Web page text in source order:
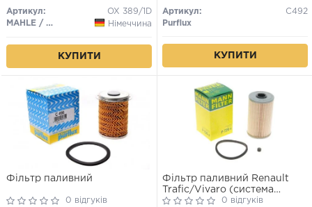
Артикул:
OX 389/1D
MAHLE / KNECHT
Німеччина
КУПИТИ
Артикул:
C492
Purflux
КУПИТИ
Фільтр паливний
0 відгуків
Фільтр паливний Renault
Trafic/Vivaro (система
Purflux - висота 120мм) 1.9-
0 відгуків